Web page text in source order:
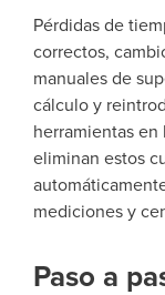
Pérdidas de
correctos,
manuales de
cálculo y
herramientas
eliminan estos
mediciones y
Paso a